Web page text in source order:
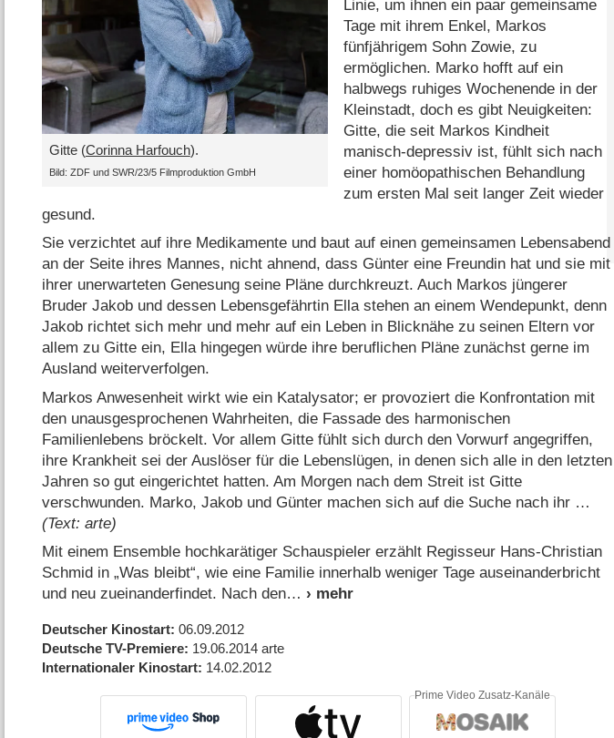
Gitte (Corinna Harfouch).
Bild: ZDF und SWR/​23/​5 Filmproduktion GmbH
Linie, um ihnen ein paar gemeinsame
Tage mit ihrem Enkel, Markos
fünfjährigem Sohn Zowie, zu
ermöglichen. Marko hofft auf ein
halbwegs ruhiges Wochenende in der
Kleinstadt, doch es gibt Neuigkeiten:
Gitte, die seit Markos Kindheit
manisch-depressiv ist, fühlt sich nach
einer homöopathischen Behandlung
zum ersten Mal seit langer Zeit wieder
gesund.
Sie verzichtet auf ihre Medikamente und baut auf einen gemeinsamen Lebensabend
an der Seite ihres Mannes, nicht ahnend, dass Günter eine Freundin hat und sie mit
ihrer unerwarteten Genesung seine Pläne durchkreuzt. Auch Markos jüngerer
Bruder Jakob und dessen Lebensgefährtin Ella stehen an einem Wendepunkt, denn
Jakob richtet sich mehr und mehr auf ein Leben in Blicknähe zu seinen Eltern vor
allem zu Gitte ein, Ella hingegen würde ihre beruflichen Pläne zunächst gerne im
Ausland weiterverfolgen.
Markos Anwesenheit wirkt wie ein Katalysator; er provoziert die Konfrontation mit
den unausgesprochenen Wahrheiten, die Fassade des harmonischen
Familienlebens bröckelt. Vor allem Gitte fühlt sich durch den Vorwurf angegriffen,
ihre Krankheit sei der Auslöser für die Lebenslügen, in denen sich alle in den letzten
Jahren so gut eingerichtet hatten. Am Morgen nach dem Streit ist Gitte
verschwunden. Marko, Jakob und Günter machen sich auf die Suche nach ihr …
(Text: arte)
Mit einem Ensemble hochkarätiger Schauspieler erzählt Regisseur Hans-Christian
Schmid in „Was bleibt“, wie eine Familie innerhalb weniger Tage auseinanderbricht
und neu zueinanderfindet. Nach den
Deutscher Kinostart 06.09.2012
Deutsche TV-Premiere 19.06.2014 arte
Internationaler Kinostart 14.02.2012
Prime Video Zusatz-Kanäle